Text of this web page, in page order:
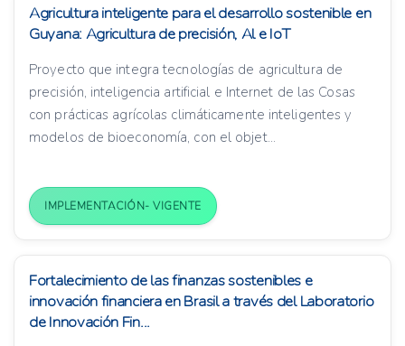
Agricultura inteligente para el desarrollo sostenible en
Guyana: Agricultura de precisión, Al e IoT
Proyecto que integra tecnologías de agricultura de
precisión, inteligencia artificial e Internet de las Cosas
con prácticas agrícolas climáticamente inteligentes y
modelos de bioeconomía, con el objet...
IMPLEMENTACIÓN- VIGENTE
Fortalecimiento de las finanzas sostenibles e
innovación financiera en Brasil a través del Laboratorio
de Innovación Fin...